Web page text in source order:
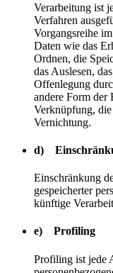
Verarbeitung ist
Verfahren
Vorgangsreihe
Daten wie das
Ordnen, die
das Auslesen,
Offenlegung
andere Form der
Verknüpfung,
Vernichtung.
d)
Einschränkung
gespeicherter
künftige
e) Profiling
Profiling ist jede